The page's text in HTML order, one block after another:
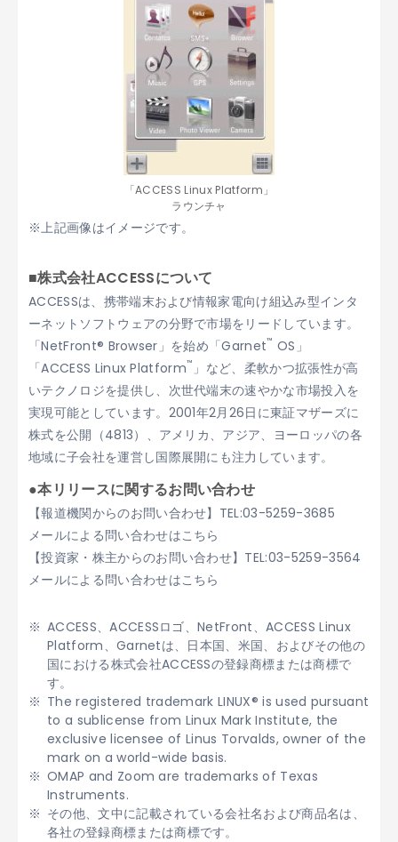
「ACCESS Linux Platform」
ラウンチャ
※上記画像はイメージです。
■株式会社ACCESSについて
ACCESSは、携帯端末および情報家電向け組込み型インタ
ーネットソフトウェアの分野で市場をリードしています。
「NetFront® Browser」を始め「Garnet™ OS」
「ACCESS Linux Platform™ 」など、柔軟かつ拡張性が高
いテクノロジを提供し、次世代端末の速やかな市場投入を
実現可能としています。2001年2月26日に東証マザーズに
株式を公開（4813）、アメリカ、アジア、ヨーロッパの各
地域に子会社を運営し国際展開にも注力しています。
●本リリースに関するお問い合わせ
【報道機関からのお問い合わせ】TEL:03-5259-3685
メールによる問い合わせはこちら
【投資家・株主からのお問い合わせ】TEL:03-5259-3564
メールによる問い合わせはこちら
ACCESS、ACCESSロゴ、NetFront、ACCESS Linux
Platform、Garnetは、日本国、米国、およびその他の
国における株式会社ACCESSの登録商標または商標で
す。
The registered trademark LINUX® is used pursuant
to a sublicense from Linux Mark Institute, the
exclusive licensee of Linus Torvalds, owner of the
mark on a world-wide basis.
OMAP and Zoom are trademarks of Texas
Instruments.
その他、文中に記載されている会社名および商品名は、
各社の登録商標または商標です。